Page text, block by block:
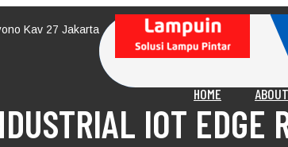
Kav 27 Jakarta
HOME ABOUT
IOT EDGE